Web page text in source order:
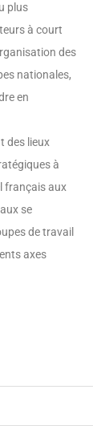
plus
à court
des
nationales,
en
des lieux
à
français aux
se
de travail
axes